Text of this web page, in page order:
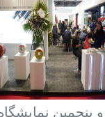
پنجمین